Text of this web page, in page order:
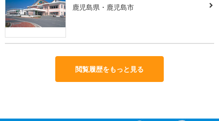
鹿児島県・鹿児島市
閲覧履歴をもっと見る